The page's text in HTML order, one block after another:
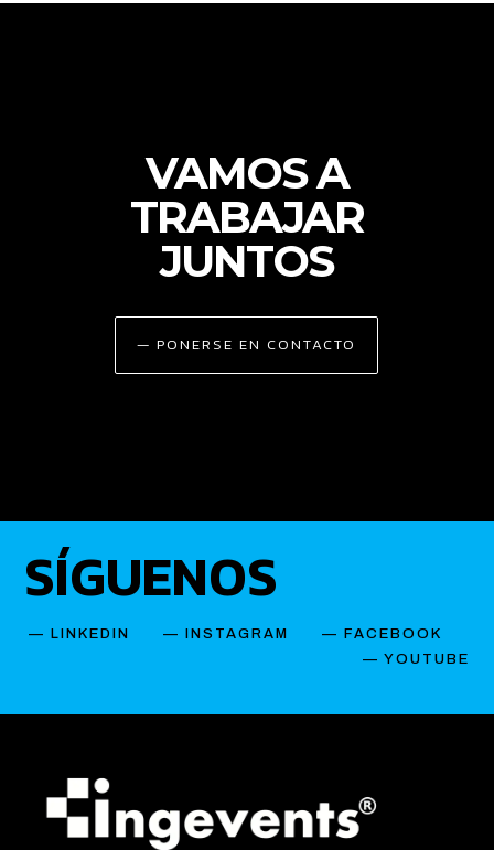
VAMOS A
TRABAJAR
JUNTOS
— PONERSE EN CONTACTO
SÍGUENOS
— LINKEDIN — INSTAGRAM — FACEBOOK
— YOUTUBE